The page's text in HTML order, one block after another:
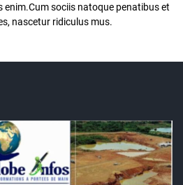
enim.Cum sociis natoque penatibus et
nascetur ridiculus mus.